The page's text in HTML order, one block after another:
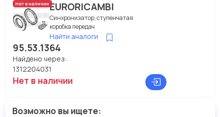
Нет в наличииEURORICAMBI
Синхронизатор, ступенчатая
коробка передач
Найти аналоги
95.53.1364
Найдено через:
1312204031
Нет в наличии
Возможно вы ищете: